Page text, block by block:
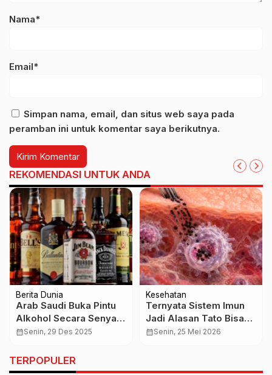
Nama*
Email*
Simpan nama, email, dan situs web saya pada
peramban ini untuk komentar saya berikutnya.
REKOMENDASI UNTUK ANDA
Berita Dunia
Arab Saudi Buka Pintu
Alkohol Secara Senyap,
Liberalisasi Diam-Diam
Suci
calendar_monthSenin, 29 Des 2025
Kesehatan
Ternyata Sistem Imun
Jadi Alasan Tato Bisa
Menempel Bertahun-
calendar_monthSenin, 25 Mei 2026
TERPOPULER